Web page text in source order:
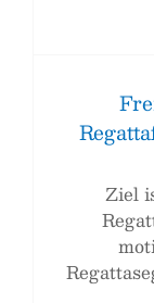
Ziel